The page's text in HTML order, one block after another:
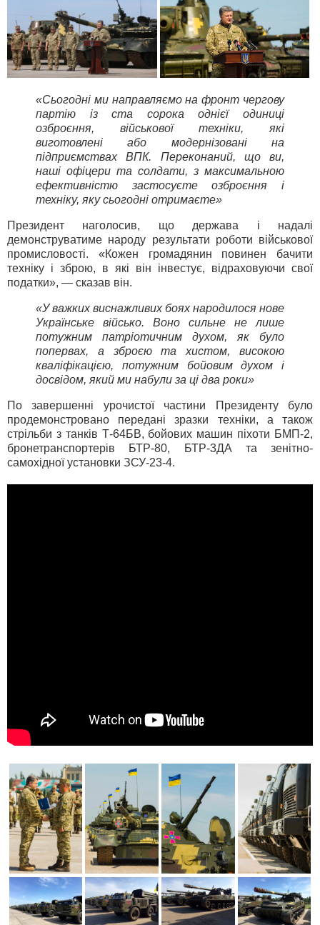
«Сьогодні ми направляємо на фронт чергову
партію із ста сорока однієї одиниці
озброєння, військової техніки, які
виготовлені або модернізовані на
підприємствах ВПК. Переконаний, що ви,
наші офіцери та солдати, з максимальною
ефективністю застосуєте озброєння і
техніку, яку сьогодні отримаєте»
Президент наголосив, що держава і надалі
демонструватиме народу результати роботи військової
промисловості. «Кожен громадянин повинен бачити
техніку і зброю, в які він інвестує, відраховуючи свої
податки», — сказав він.
«У важких виснажливих боях народилося нове
Українське військо. Воно сильне не лише
потужним патріотичним духом, як було
попервах, а зброєю та хистом, високою
кваліфікацією, потужним бойовим духом і
досвідом, який ми набули за ці два роки»
По завершенні урочистої частини Президенту було
продемонстровано передані зразки техніки, а також
стрільби з танків Т-64БВ, бойових машин піхоти БМП-2,
бронетранспортерів БТР-80, БТР-3ДА та зенітно-
самохідної установки ЗСУ-23-4.